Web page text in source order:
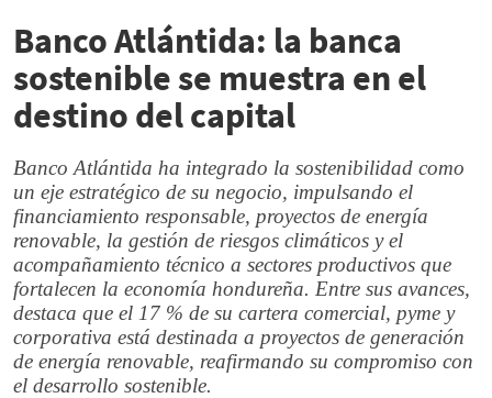
Banco Atlántida: la banca
sostenible se muestra en el
destino del capital
Banco Atlántida ha integrado la sostenibilidad como
un eje estratégico de su negocio, impulsando el
financiamiento responsable, proyectos de energía
renovable, la gestión de riesgos climáticos y el
acompañamiento técnico a sectores productivos que
fortalecen la economía hondureña. Entre sus avances,
destaca que el 17 % de su cartera comercial, pyme y
corporativa está destinada a proyectos de generación
de energía renovable, reafirmando su compromiso con
el desarrollo sostenible.